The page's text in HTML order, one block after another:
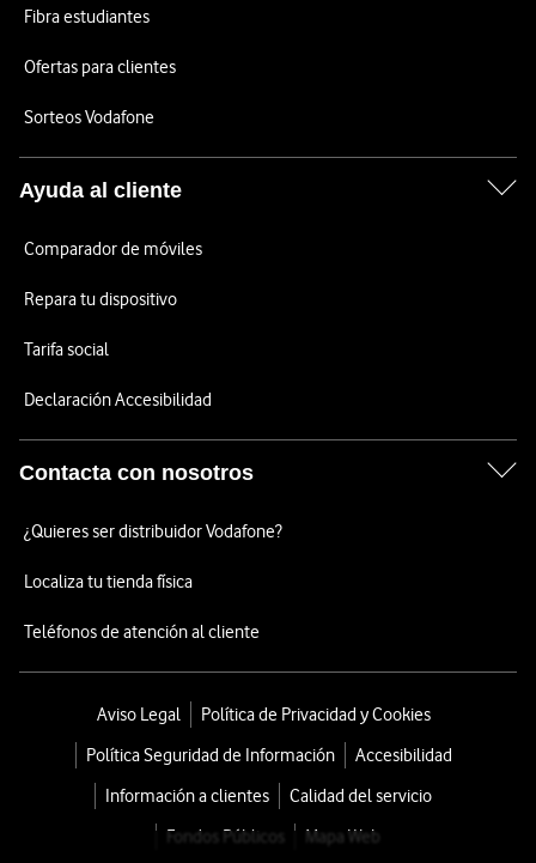
Fibra estudiantes
Ofertas para clientes
Sorteos Vodafone
Ayuda al cliente
Comparador de móviles
Repara tu dispositivo
Tarifa social
Declaración Accesibilidad
Contacta con nosotros
¿Quieres ser distribuidor Vodafone?
Localiza tu tienda física
Teléfonos de atención al cliente
Aviso Legal
Política de Privacidad y Cookies
Política Seguridad de Información
Accesibilidad
Información a clientes
Calidad del servicio
Fondos Públicos
Mapa Web